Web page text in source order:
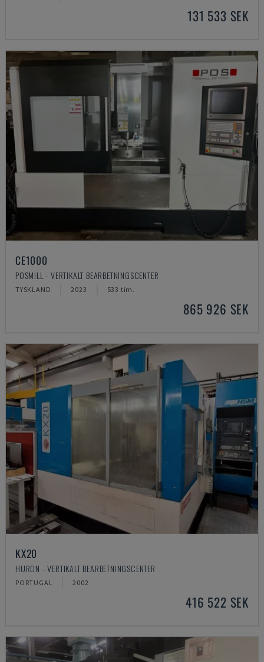
131 533 SEK
CE1000
POSMILL - VERTIKALT BEARBETNINGSCENTER
TYSKLAND 2023 533 tim.
865 926 SEK
KX20
HURON - VERTIKALT BEARBETNINGSCENTER
PORTUGAL 2002
416 522 SEK